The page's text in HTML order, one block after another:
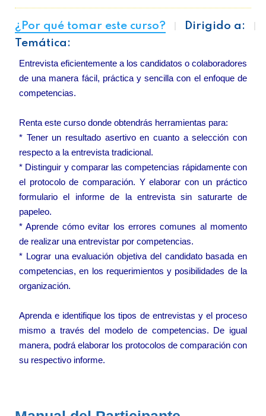
¿Por qué tomar este curso?
Dirigido a:
Temática:
Entrevista eficientemente a los candidatos o colaboradores
de una manera fácil, práctica y sencilla con el enfoque de
competencias.
Renta este curso donde obtendrás herramientas para:
* Tener un resultado asertivo en cuanto a selección con
respecto a la entrevista tradicional.
* Distinguir y comparar las competencias rápidamente con
el protocolo de comparación. Y elaborar con un práctico
formulario el informe de la entrevista sin saturarte de
papeleo.
* Aprende cómo evitar los errores comunes al momento
de realizar una entrevistar por competencias.
* Lograr una evaluación objetiva del candidato basada en
competencias, en los requerimientos y posibilidades de la
organización.
Aprenda e identifique los tipos de entrevistas y el proceso
mismo a través del modelo de competencias. De igual
manera, podrá elaborar los protocolos de comparación con
su respectivo informe.